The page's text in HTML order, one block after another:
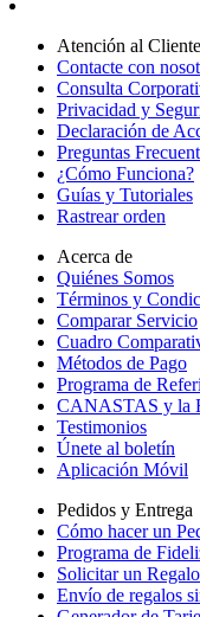
Atención al Cliente
Contacte con
Consulta
Privacidad y
Declaración de
Preguntas
¿Cómo Funciona?
Guías y Tutoriales
Rastrear orden
Acerca de
Quiénes Somos
Términos y
Comparar Servicio
Cuadro
Métodos de Pago
Programa de
CANASTAS y la
Testimonios
Únete al boletín
Aplicación Móvil
Pedidos y Entrega
Cómo hacer un
Programa de
Solicitar un
Envío de regalos